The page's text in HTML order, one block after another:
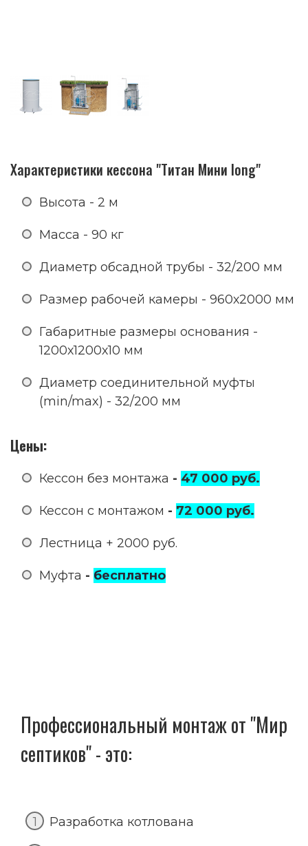
Характеристики кессона "Титан Мини long"
Высота - 2 м
Масса - 90 кг
Диаметр обсадной трубы - 32/200 мм
Размер рабочей камеры - 960х2000 мм
Габаритные размеры основания -
1200х1200х10 мм
Диаметр соединительной муфты
(min/max) - 32/200 мм
Цены:
Кессон без монтажа - 47 000 руб.
Кессон с монтажом - 72 000 руб.
Лестница + 2000 руб.
Муфта - бесплатно
Профессиональный монтаж от "Мир
септиков" - это:
Разработка котлована